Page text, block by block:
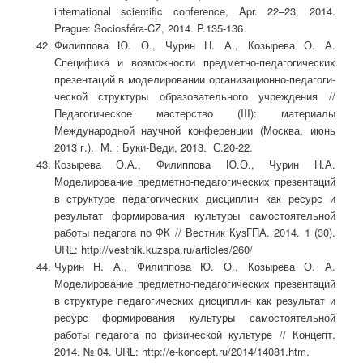
international scientific conference, Apr. 22–23, 2014.
Prague: Sociosféra-CZ, 2014. P.135-136.
Филиппова Ю. О., Чурин Н. А., Козырева О. А.
Специфика и возможности предметно-педагогических
презентаций в моделировании организационно-педа­го­ги­
ческой структуры образовательного учреждения //
Педагогическое мастерство (III): материалы
Международной научной конференции (Москва, июнь
2013 г.). М. : Буки-Веди, 2013. С.20-22.
Козырева О.А., Филиппова Ю.О., Чурин Н.А.
Моделирование предметно-педагоги­чес­ких презентаций
в структуре педагогических дисциплин как ресурс и
результат формирования культуры самостоятельной
работы педагога по ФК // Вестник КузГПА. 2014. 1 (30).
URL: http://vestnik.kuzspa.ru/articles/260/
Чурин Н. А., Филиппова Ю. О., Козырева О. А.
Моделирование предметно-педагогических презентаций
в структуре педагогических дисциплин как результат и
ресурс формирования культуры самостоятельной
работы педагога по физической культуре // Концепт.
2014. № 04. URL: http://e-koncept.ru/2014/14081.htm.